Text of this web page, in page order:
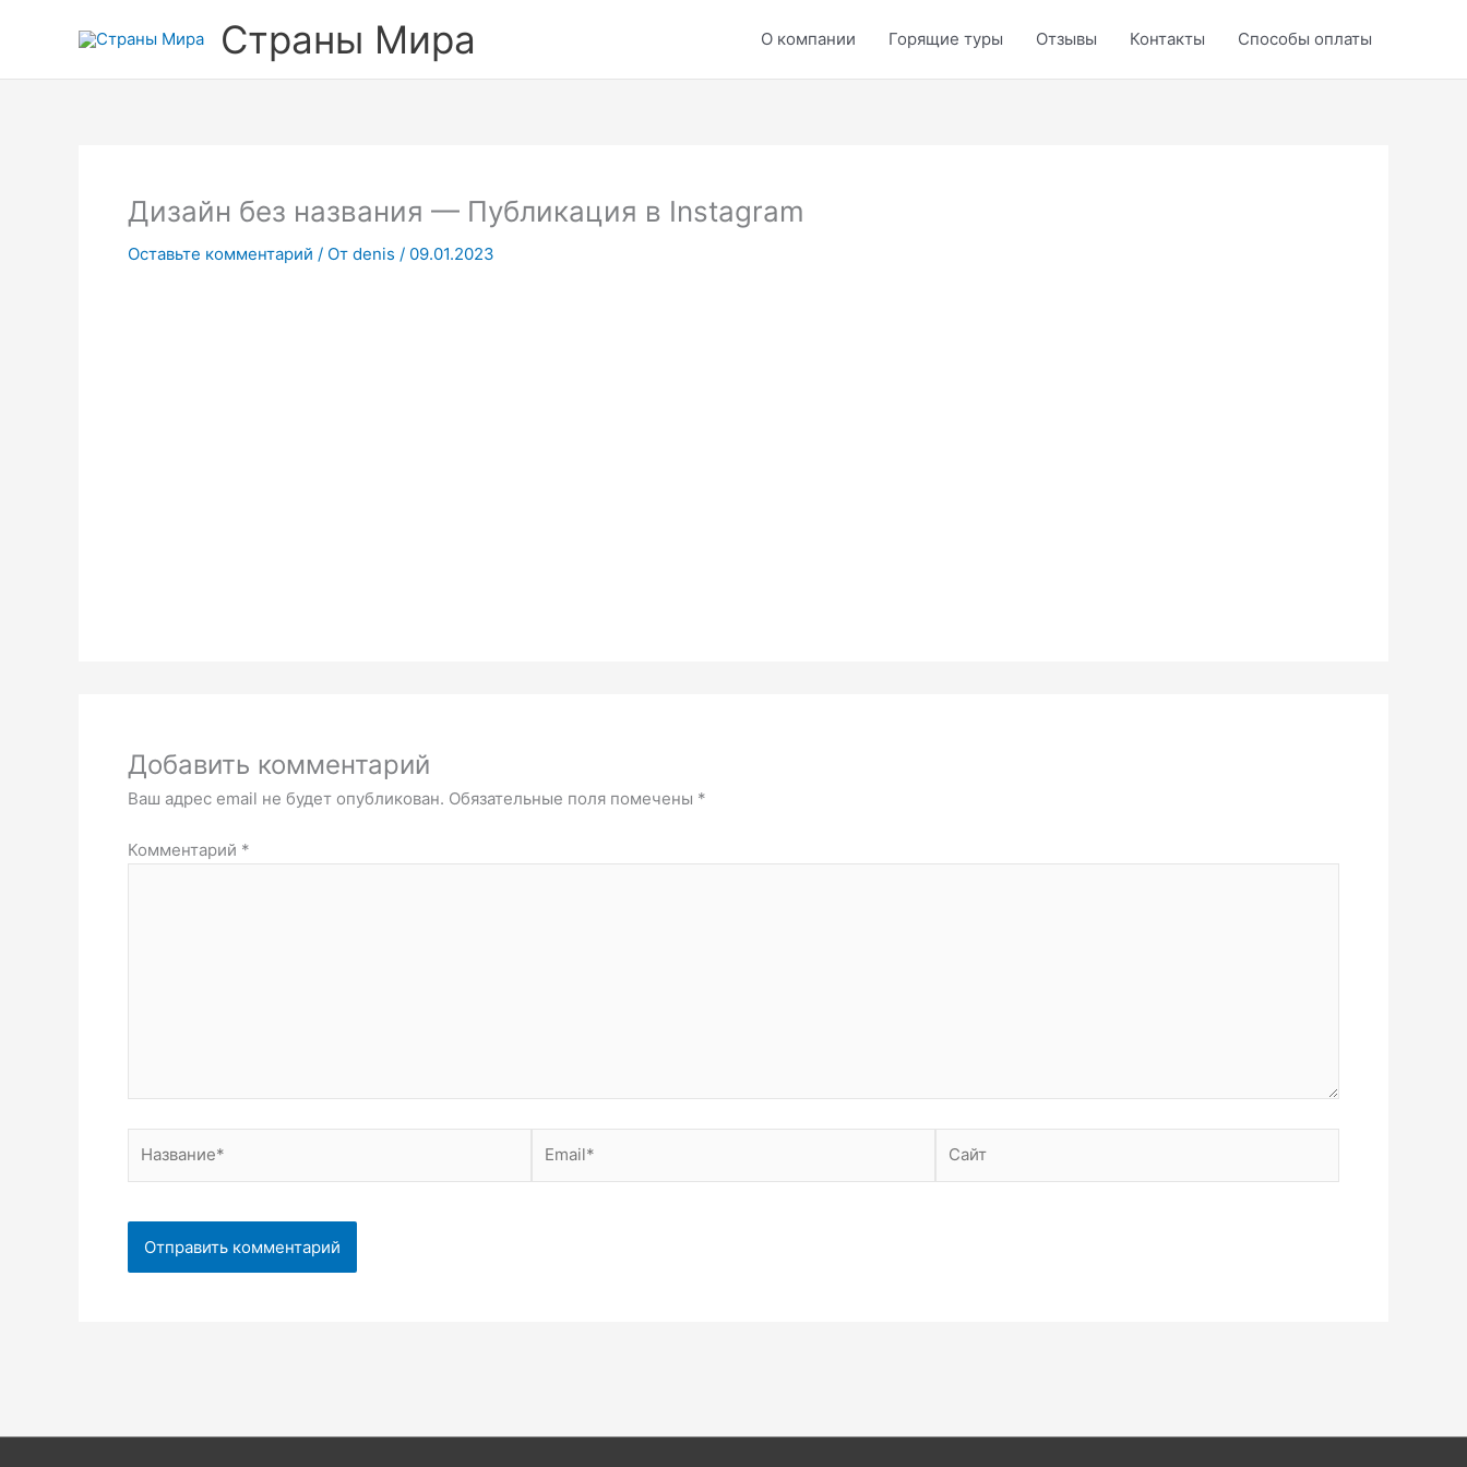
Страны Мира О компании Горящие туры Отзывы Контакты Способы оплаты
Дизайн без названия — Публикация в Instagram
Оставьте комментарий / От denis / 09.01.2023
Добавить комментарий
Ваш адрес email не будет опубликован. Обязательные поля помечены *
Комментарий *